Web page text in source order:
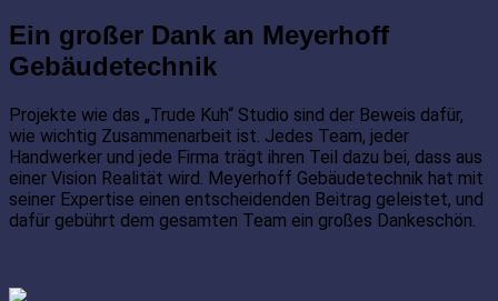
Ein großer Dank an Meyerhoff
Gebäudetechnik
Projekte wie das „Trude Kuh“ Studio sind der Beweis dafür,
wie wichtig Zusammenarbeit ist. Jedes Team, jeder
Handwerker und jede Firma trägt ihren Teil dazu bei, dass aus
einer Vision Realität wird. Meyerhoff Gebäudetechnik hat mit
seiner Expertise einen entscheidenden Beitrag geleistet, und
dafür gebührt dem gesamten Team ein großes Dankeschön.